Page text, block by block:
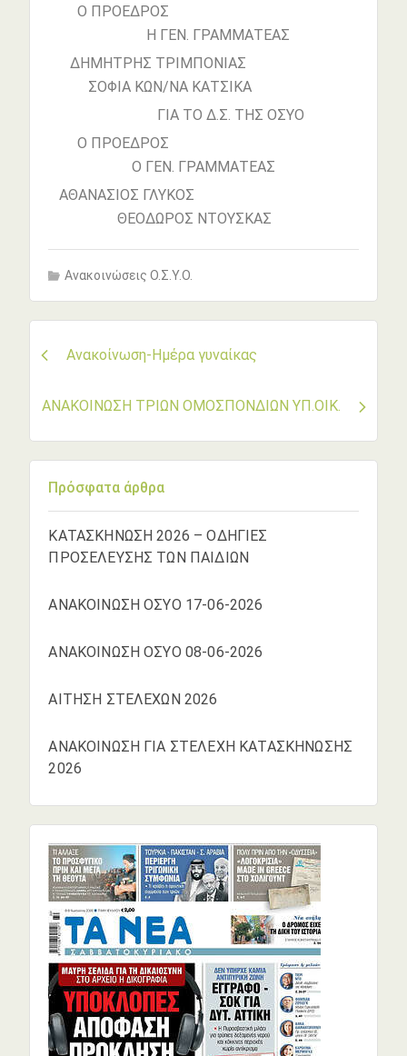
Ο ΠΡΟΕΔΡΟΣ
Η ΓΕΝ. ΓΡΑΜΜΑΤΕΑΣ
ΔΗΜΗΤΡΗΣ ΤΡΙΜΠΟΝΙΑΣ
ΣΟΦΙΑ ΚΩΝ/ΝΑ ΚΑΤΣΙΚΑ
ΓΙΑ ΤΟ Δ.Σ. ΤΗΣ ΟΣΥΟ
Ο ΠΡΟΕΔΡΟΣ
O ΓΕΝ. ΓΡΑΜΜΑΤΕΑΣ
ΑΘΑΝΑΣΙΟΣ ΓΛΥΚΟΣ
ΘΕΟΔΩΡΟΣ NΤΟΥΣΚΑΣ
Ανακοινώσεις Ο.Σ.Υ.Ο.
Πλοήγηση
άρθρων
Ανακοίνωση-Ημέρα γυναίκας
ΑΝΑΚΟΙΝΩΣΗ ΤΡIΩΝ ΟΜΟΣΠΟΝΔΙΩΝ ΥΠ.ΟΙΚ.
Πρόσφατα άρθρα
ΚΑΤΑΣΚΗΝΩΣΗ 2026 – ΟΔΗΓΙΕΣ
ΠΡΟΣΕΛΕΥΣΗΣ ΤΩΝ ΠΑΙΔΙΩΝ
ΑΝΑΚΟΙΝΩΣΗ ΟΣΥΟ 17-06-2026
ΑΝΑΚΟΙΝΩΣΗ ΟΣΥΟ 08-06-2026
ΑΙΤΗΣΗ ΣΤΕΛΕΧΩΝ 2026
ΑΝΑΚΟΙΝΩΣΗ ΓΙΑ ΣΤΕΛΕΧΗ ΚΑΤΑΣΚΗΝΩΣΗΣ
2026